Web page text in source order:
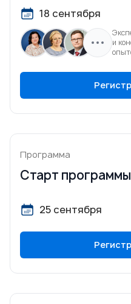
18 сентября
и
Программа
Старт
25 сентября